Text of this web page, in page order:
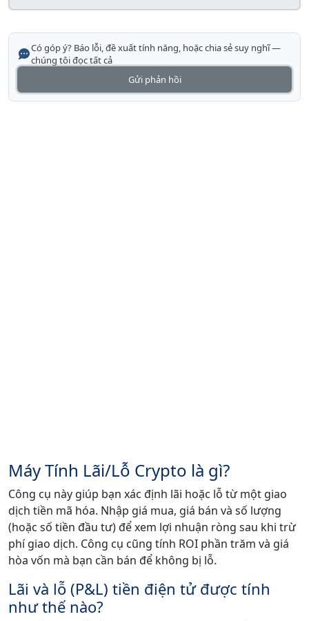
Có góp ý? Báo lỗi, đề xuất tính năng, hoặc chia sẻ suy nghĩ —
chúng tôi đọc tất cả
Gửi phản hồi
Máy Tính Lãi/Lỗ Crypto là gì?
Công cụ này giúp bạn xác định lãi hoặc lỗ từ một giao
dịch tiền mã hóa. Nhập giá mua, giá bán và số lượng
(hoặc số tiền đầu tư) để xem lợi nhuận ròng sau khi trừ
phí giao dịch. Công cụ cũng tính ROI phần trăm và giá
hòa vốn mà bạn cần bán để không bị lỗ.
Lãi và lỗ (P&L) tiền điện tử được tính
như thế nào?